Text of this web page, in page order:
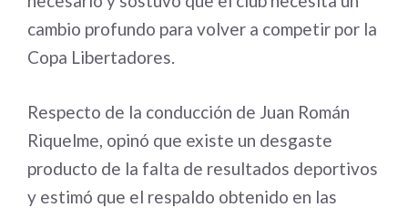
cambio profundo para volver a competir por la
Copa Libertadores.
Respecto de la conducción de Juan Román
Riquelme, opinó que existe un desgaste
producto de la falta de resultados deportivos
y estimó que el respaldo obtenido en las